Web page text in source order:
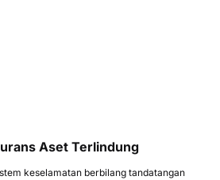
Aset Terlindung
keselamatan berbilang tandatangan